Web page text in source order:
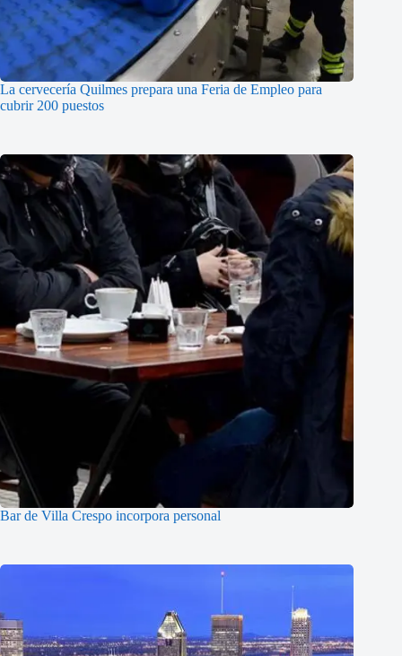
La cervecería Quilmes prepara una Feria de Empleo para
cubrir 200 puestos
Bar de Villa Crespo incorpora personal